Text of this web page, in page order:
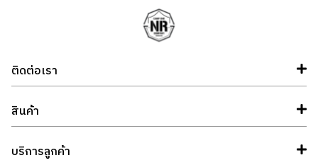
ติดต่อเรา
สินค้า
บริการลูกค้า